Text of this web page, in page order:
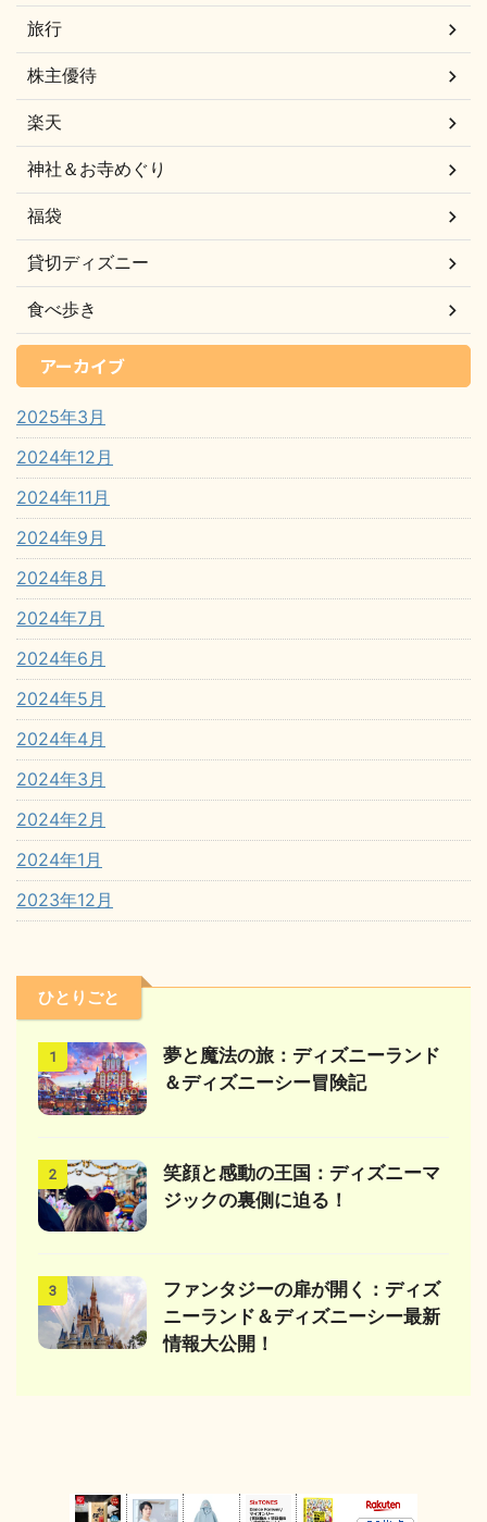
旅行
株主優待
楽天
神社＆お寺めぐり
福袋
貸切ディズニー
食べ歩き
アーカイブ
2025年3月
2024年12月
2024年11月
2024年9月
2024年8月
2024年7月
2024年6月
2024年5月
2024年4月
2024年3月
2024年2月
2024年1月
2023年12月
ひとりごと
1
夢と魔法の旅：ディズニーランド
＆ディズニーシー冒険記
2
笑顔と感動の王国：ディズニーマ
ジックの裏側に迫る！
3
ファンタジーの扉が開く：ディズ
ニーランド＆ディズニーシー最新
情報大公開！